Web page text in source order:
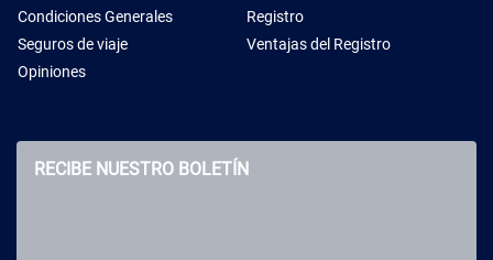
Condiciones Generales
Seguros de viaje
Opiniones
Registro
Ventajas del Registro
RECIBE NUESTRO BOLETÍN